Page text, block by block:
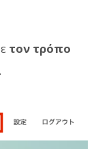
τον τρόπο
.